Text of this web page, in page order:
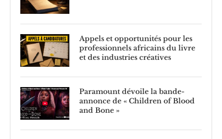
Appels et opportunités pour les
professionnels africains du livre
et des industries créatives
Paramount dévoile la bande-
annonce de « Children of Blood
and Bone »